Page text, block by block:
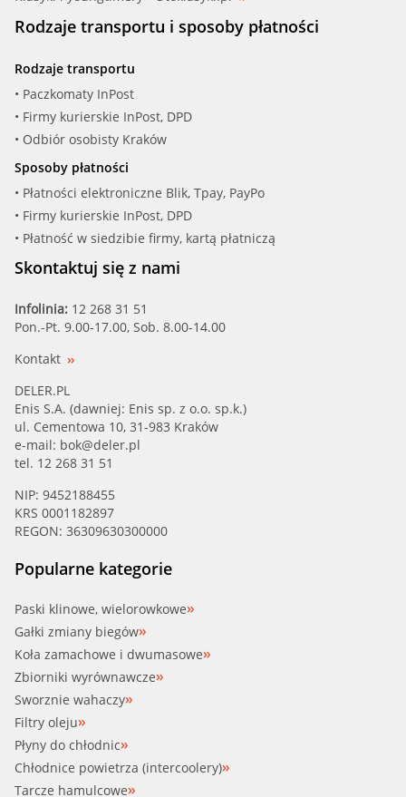
Rodzaje transportu i sposoby płatności
Rodzaje transportu
• Paczkomaty InPost
• Firmy kurierskie InPost, DPD
• Odbiór osobisty Kraków
Sposoby płatności
• Płatności elektroniczne Blik, Tpay, PayPo
• Firmy kurierskie InPost, DPD
• Płatność w siedzibie firmy, kartą płatniczą
Skontaktuj się z nami
Infolinia: 12 268 31 51
Pon.-Pt. 9.00-17.00, Sob. 8.00-14.00
Kontakt
DELER.PL
Enis S.A. (dawniej: Enis sp. z o.o. sp.k.)
ul. Cementowa 10, 31-983 Kraków
e-mail: bok@deler.pl
tel. 12 268 31 51
NIP: 9452188455
KRS 0001182897
REGON: 36309630300000
Popularne kategorie
Paski klinowe, wielorowkowe
Gałki zmiany biegów
Koła zamachowe i dwumasowe
Zbiorniki wyrównawcze
Sworznie wahaczy
Filtry oleju
Płyny do chłodnic
Chłodnice powietrza (intercoolery)
Tarcze hamulcowe